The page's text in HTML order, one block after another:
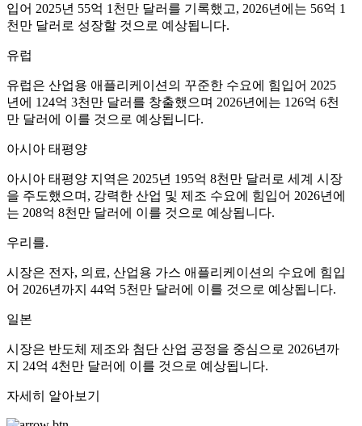
입어 2025년 55억 1천만 달러를 기록했고, 2026년에는 56억 1
천만 달러로 성장할 것으로 예상됩니다.
유럽
유럽은 산업용 애플리케이션의 꾸준한 수요에 힘입어 2025
년에 124억 3천만 달러를 창출했으며 2026년에는 126억 6천
만 달러에 이를 것으로 예상됩니다.
아시아 태평양
아시아 태평양 지역은 2025년 195억 8천만 달러로 세계 시장
을 주도했으며, 강력한 산업 및 제조 수요에 힘입어 2026년에
는 208억 8천만 달러에 이를 것으로 예상됩니다.
우리를.
시장은 전자, 의료, 산업용 가스 애플리케이션의 수요에 힘입
어 2026년까지 44억 5천만 달러에 이를 것으로 예상됩니다.
일본
시장은 반도체 제조와 첨단 산업 공정을 중심으로 2026년까
지 24억 4천만 달러에 이를 것으로 예상됩니다.
자세히 알아보기